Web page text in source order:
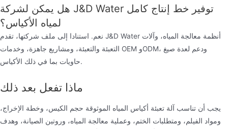
هل يمكن لشركة J&D Water توفير خط إنتاج كامل
لمياه الأكياس؟
نعم. استنادا إلى ملف شركتها، تقدم J&D Water أنظمة معالجة المياه، وآلات
التعبئة والتعبئة، ومشاريع جاهزة، وخدمات OEM وODM، ودعم لعدة صيغ
حاويات بما في ذلك الأكياس.
ماذا تفعل بعد ذلك
يجب أن تناسب آلة تعبئة أكياس المياه الموثوقة حجم الكيس، وخطة الإخراج،
ومواد الفيلم، ومتطلبات الختم، وعملية معالجة المياه، وروتين الصيانة، وهدف